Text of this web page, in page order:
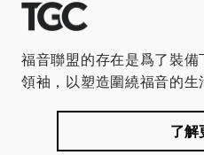
福音聯盟的存在是爲了裝
領袖，以塑造圍繞福音的生
了解